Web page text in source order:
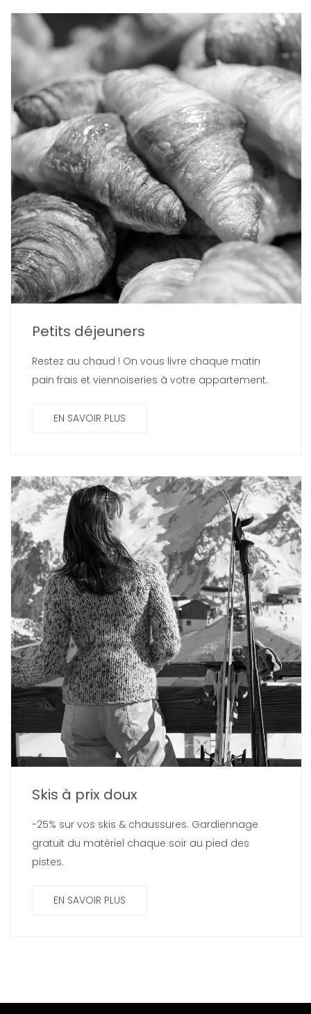
Petits déjeuners
Restez au chaud ! On vous livre chaque matin
pain frais et viennoiseries à votre appartement.
EN SAVOIR PLUS
Skis à prix doux
-25% sur vos skis & chaussures. Gardiennage
gratuit du matériel chaque soir au pied des
pistes.
EN SAVOIR PLUS